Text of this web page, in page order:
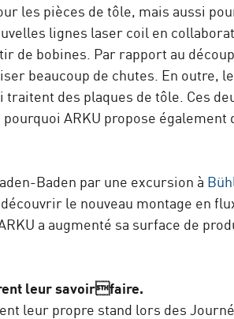
les pièces de tôle, mais aussi
lignes laser coil en
de bobines. Par rapport au
beaucoup de chutes. En outre,
des plaques de tôle. Ces
ARKU propose
Baden par une excursion à
le nouveau montage en
a augmenté sa surface de
leur savoirfaire.
leur propre stand lors des